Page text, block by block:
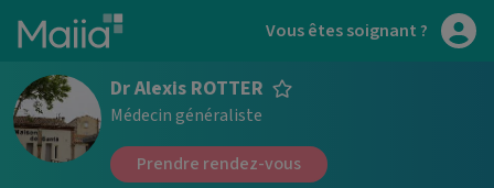
Aller au contenu principal Vous êtes soignant ?
Dr Alexis ROTTER
Médecin généraliste
Prendre rendez-vous